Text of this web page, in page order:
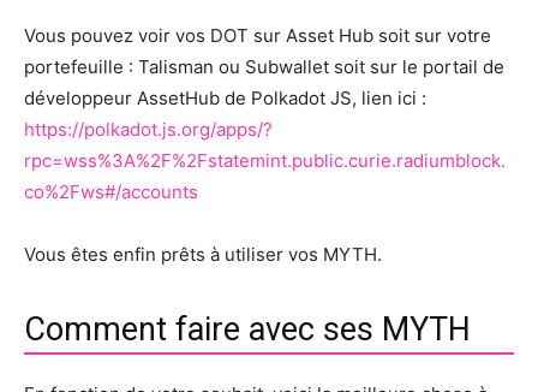
Vous pouvez voir vos DOT sur Asset Hub soit sur votre
portefeuille : Talisman ou Subwallet soit sur le portail de
développeur AssetHub de Polkadot JS, lien ici :
https://polkadot.js.org/apps/?
rpc=wss%3A%2F%2Fstatemint.public.curie.radiumblock.
co%2Fws#/accounts
Vous êtes enfin prêts à utiliser vos MYTH.
Comment faire avec ses MYTH